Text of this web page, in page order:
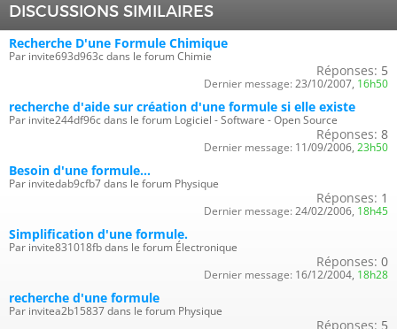
DISCUSSIONS SIMILAIRES
Recherche D'une Formule Chimique
Par invite693d963c dans le forum Chimie
Réponses: 5
Dernier message: 23/10/2007, 16h50
recherche d'aide sur création d'une formule si elle existe
Par invite244df96c dans le forum Logiciel - Software - Open Source
Réponses: 8
Dernier message: 11/09/2006, 23h50
Besoin d'une formule...
Par invitedab9cfb7 dans le forum Physique
Réponses: 1
Dernier message: 24/02/2006, 18h45
Simplification d'une formule.
Par invite831018fb dans le forum Électronique
Réponses: 0
Dernier message: 16/12/2004, 18h28
recherche d'une formule
Par invitea2b15837 dans le forum Physique
Réponses: 5